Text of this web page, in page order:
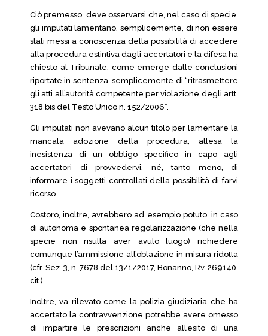
Ciò premesso, deve osservarsi che, nel caso di specie,
gli imputati lamentano, semplicemente, di non essere
stati messi a conoscenza della possibilità di accedere
alla procedura estintiva dagli accertatori e la difesa ha
chiesto al Tribunale, come emerge dalle conclusioni
riportate in sentenza, semplicemente di “ritrasmettere
gli atti all’autorità competente per violazione degli artt.
318 bis del Testo Unico n. 152/2006”.
Gli imputati non avevano alcun titolo per lamentare la
mancata adozione della procedura, attesa la
inesistenza di un obbligo specifico in capo agli
accertatori di provvedervi, né, tanto meno, di
informare i soggetti controllati della possibilità di farvi
ricorso.
Costoro, inoltre, avrebbero ad esempio potuto, in caso
di autonoma e spontanea regolarizzazione (che nella
specie non risulta aver avuto luogo) richiedere
comunque l’ammissione all’oblazione in misura ridotta
(cfr. Sez. 3, n. 7678 del 13/1/2017, Bonanno, Rv. 269140,
cit.).
Inoltre, va rilevato come la polizia giudiziaria che ha
accertato la contravvenzione potrebbe avere omesso
di impartire le prescrizioni anche all’esito di una